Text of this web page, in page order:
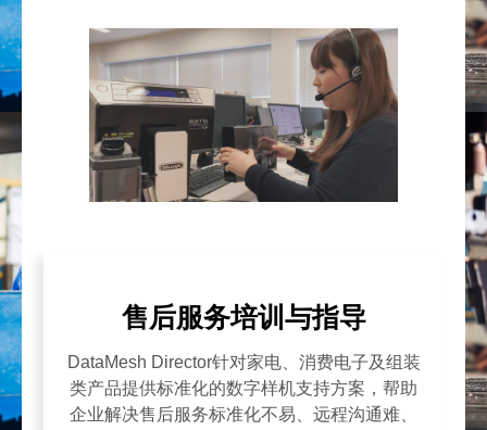
售后服务培训与指导
DataMesh Director针对家电、消费电子及组装
类产品提供标准化的数字样机支持方案，帮助
企业解决售后服务标准化不易、远程沟通难、